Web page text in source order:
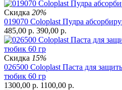
Скидка 20%
019070 Coloplast Пудра
485,00 р. 390,00 р.
Скидка 15%
026500 Coloplast Паста для
тюбик 60 гр
1300,00 р. 1100,00 р.